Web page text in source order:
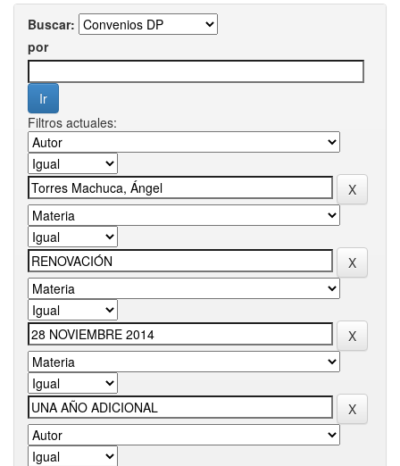
Buscar:
por
Filtros actuales: